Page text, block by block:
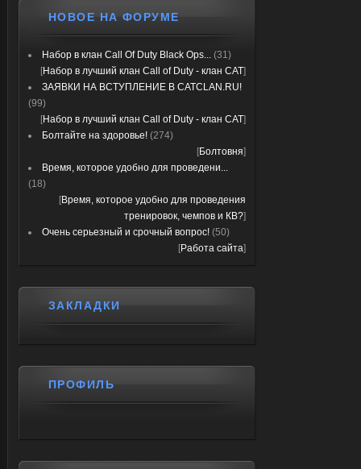
НОВОЕ НА ФОРУМЕ
Набор в клан Call Of Duty Black Ops... (31)
[Набор в лучший клан Call of Duty - клан CAT]
ЗАЯВКИ НА ВСТУПЛЕНИЕ В CATCLAN.RU!
(99)
[Набор в лучший клан Call of Duty - клан CAT]
Болтайте на здоровье! (274)
[Болтовня]
Время, которое удобно для проведени...
(18)
[Время, которое удобно для проведения
тренировок, чемпов и КВ?]
Очень серьезный и срочный вопрос! (50)
[Работа сайта]
ЗАКЛАДКИ
ПРОФИЛЬ